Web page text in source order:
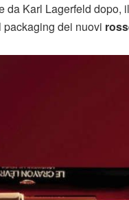
Karl Lagerfeld dopo,
dei nuovi